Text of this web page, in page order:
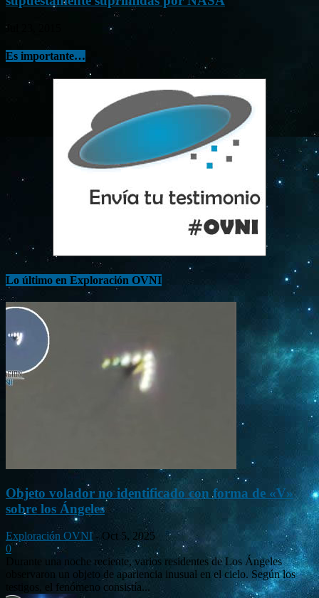
Jul 23, 2015
Es importante…
Lo último en Exploración OVNI
Objeto volador no identificado con forma de «V»
sobre los Ángeles
Exploración OVNI - Oct 5, 2025
0
Durante una noche reciente, varios residentes de Los Ángeles
observaron un objeto de apariencia inusual en el cielo. Según los
testigos, el fenómeno consistía...